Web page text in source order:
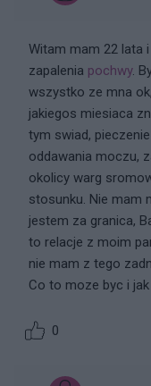
Witam mam 22 lata
zapalenia pochwy.
wszystko ze mna
jakiegos miesiaca
tym swiad, pieczenie
oddawania moczu,
okolicy warg
stosunku. Nie mam
jestem za granica,
to relacje z moim
nie mam z tego
Co to moze byc i
0